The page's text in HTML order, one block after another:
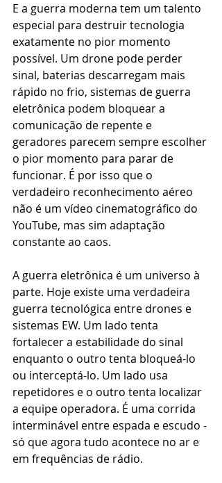
E a guerra moderna tem um talento
especial para destruir tecnologia
exatamente no pior momento
possível. Um drone pode perder
sinal, baterias descarregam mais
rápido no frio, sistemas de guerra
eletrônica podem bloquear a
comunicação de repente e
geradores parecem sempre escolher
o pior momento para parar de
funcionar. É por isso que o
verdadeiro reconhecimento aéreo
não é um vídeo cinematográfico do
YouTube, mas sim adaptação
constante ao caos.
A guerra eletrônica é um universo à
parte. Hoje existe uma verdadeira
guerra tecnológica entre drones e
sistemas EW. Um lado tenta
fortalecer a estabilidade do sinal
enquanto o outro tenta bloqueá-lo
ou interceptá-lo. Um lado usa
repetidores e o outro tenta localizar
a equipe operadora. É uma corrida
interminável entre espada e escudo -
só que agora tudo acontece no ar e
em frequências de rádio.